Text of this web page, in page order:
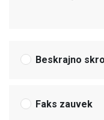
Beskrajno
Faks zauvek